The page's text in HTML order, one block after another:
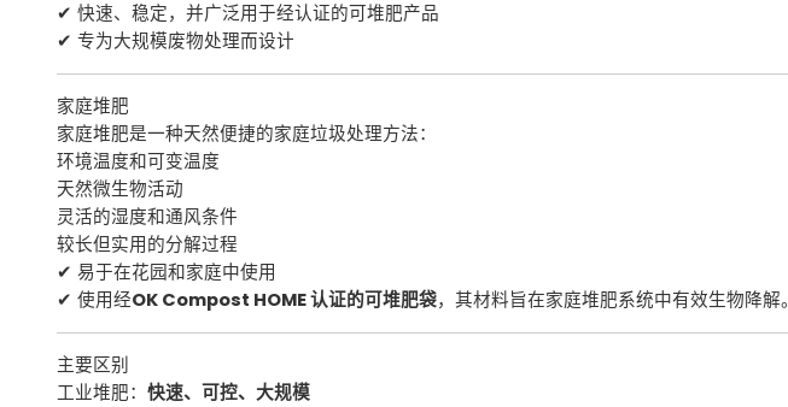
✔ 快速、稳定，并广泛用于经认证的可堆肥产品
✔ 专为大规模废物处理而设计
家庭堆肥
家庭堆肥是一种天然便捷的家庭垃圾处理方法：
环境温度和可变温度
天然微生物活动
灵活的湿度和通风条件
较长但实用的分解过程
✔ 易于在花园和家庭中使用
✔ 使用经OK Compost HOME认证的可堆肥袋，其材料旨在家庭堆肥系统中有效生物降解。
主要区别
工业堆肥： 快速、可控、大规模